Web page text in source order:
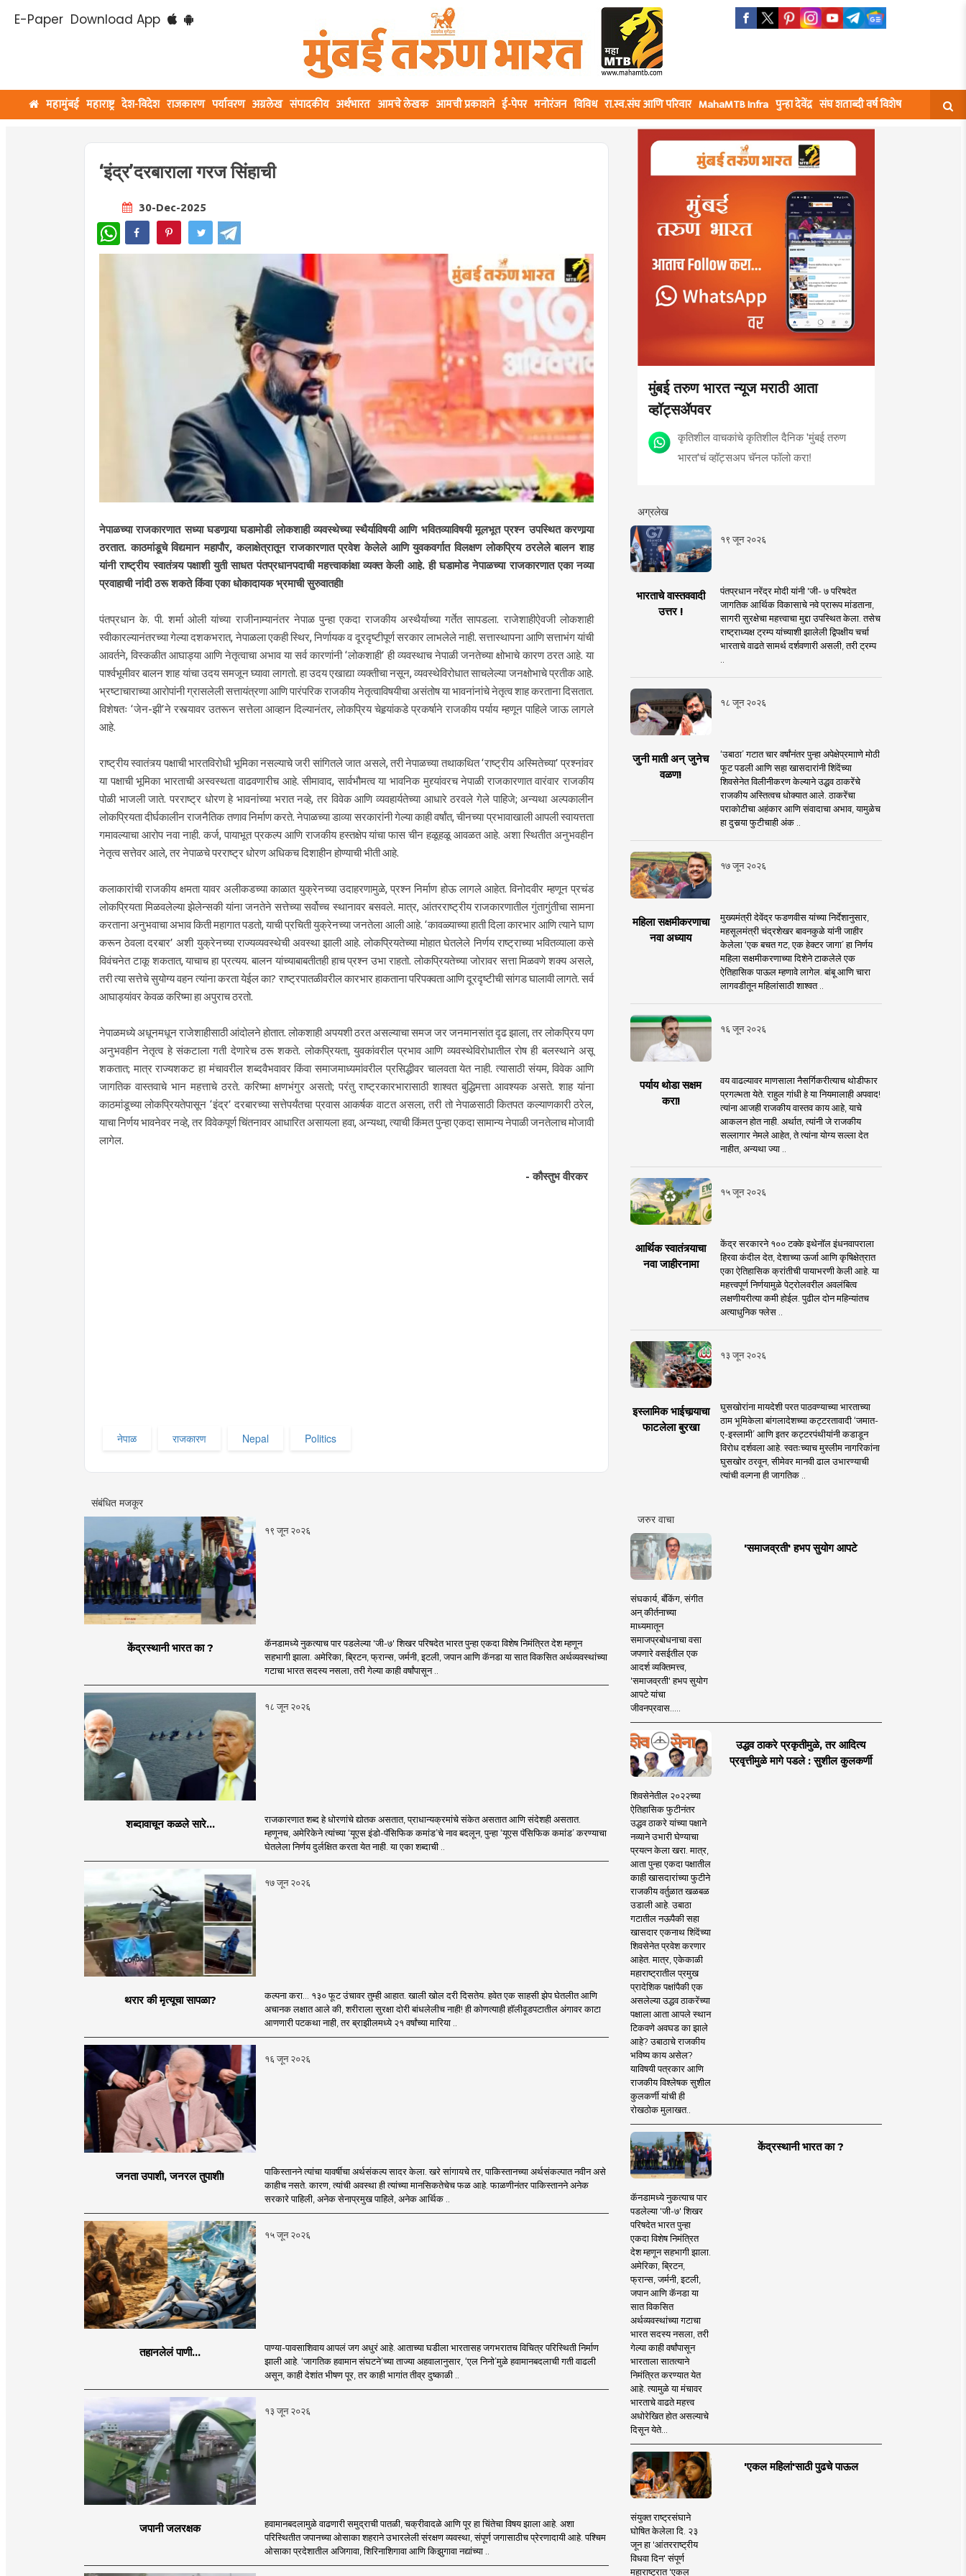
E-Paper Download App
महामुंबई महाराष्ट्र देश-विदेश राजकारण पर्यावरण अग्रलेख संपादकीय अर्थभारत आमचे लेखक आमची प्रकाशने ई-पेपर मनोरंजन विविध रा.स्व.संघ आणि परिवार MahaMTB Infra पुन्हा देवेंद्र संघ शताब्दी वर्ष विशेष
‘इंद्र’दरबाराला गरज सिंहाची
30-Dec-2025
WhatsApp
नेपाळच्या राजकारणात सध्या घडणार्‍या घडामोडी लोकशाही व्यवस्थेच्या स्थैर्याविषयी आणि भवितव्याविषयी मूलभूत प्रश्न उपस्थित करणार्‍या
ठरतात. काठमांडूचे विद्यमान महापौर, कलाक्षेत्रातून राजकारणात प्रवेश केलेले आणि युवकवर्गात विलक्षण लोकप्रिय ठरलेले बालन शाह
यांनी राष्ट्रीय स्वातंत्र्य पक्षाशी युती साधत पंतप्रधानपदाची महत्त्वाकांक्षा व्यक्त केली आहे. ही घडामोड नेपाळच्या राजकारणात एका नव्या
प्रवाहाची नांदी ठरू शकते किंवा एका धोकादायक भ्रमाची सुरुवातही!
पंतप्रधान के. पी. शर्मा ओली यांच्या राजीनाम्यानंतर नेपाळ पुन्हा एकदा राजकीय अस्थैर्याच्या गर्तेत सापडला. राजेशाहीऐवजी लोकशाही
स्वीकारल्यानंतरच्या गेल्या दशकभरात, नेपाळला एकही स्थिर, निर्णायक व दूरदृष्टीपूर्ण सरकार लाभलेले नाही. सत्तास्थापना आणि सत्ताभंग यांची
आवर्तने, विस्कळीत आघाड्या आणि नेतृत्वाचा अभाव या सर्व कारणांनी ‘लोकशाही’ ही व्यवस्थाच नेपाळी जनतेच्या क्षोभाचे कारण ठरत आहे. या
पार्श्वभूमीवर बालन शाह यांचा उदय समजून घ्यावा लागतो. हा उदय एखाद्या व्यक्तीचा नसून, व्यवस्थेविरोधात साचलेल्या जनक्षोभाचे प्रतीक आहे.
भ्रष्टाचाराच्या आरोपांनी ग्रासलेली सत्तायंत्रणा आणि पारंपरिक राजकीय नेतृत्वाविषयीचा असंतोष या भावनांनांचे नेतृत्व शाह करताना दिसतात.
विशेषतः ‘जेन-झी’ने रस्त्यावर उतरून सत्तेला आव्हान दिल्यानंतर, लोकप्रिय चेहर्‍यांकडे प्रकर्षाने राजकीय पर्याय म्हणून पाहिले जाऊ लागले
आहे.
राष्ट्रीय स्वातंत्र्य पक्षाची भारतविरोधी भूमिका नसल्याचे जरी सांगितले जात असले, तरी नेपाळच्या तथाकथित ‘राष्ट्रीय अस्मितेच्या’ प्रश्नांवर
या पक्षाची भूमिका भारताची अस्वस्थता वाढवणारीच आहे. सीमावाद, सार्वभौमत्व या भावनिक मुद्द्यांवरच नेपाळी राजकारणात वारंवार राजकीय
पोळी भाजली जाते. परराष्ट्र धोरण हे भावनांच्या भरात नव्हे, तर विवेक आणि व्यवहार्यतेच्या आधारे ठरवले गेले पाहिजे; अन्यथा अल्पकालीन
लोकप्रियता दीर्घकालीन राजनैतिक तणाव निर्माण करते. नेपाळच्या डाव्या सरकारांनी गेल्या काही वर्षांत, चीनच्या प्रभावाखाली आपली स्वायत्तता
गमावल्याचा आरोप नवा नाही. कर्ज, पायाभूत प्रकल्प आणि राजकीय हस्तक्षेप यांचा फास चीन हळूहळू आवळत आहे. अशा स्थितीत अनुभवहीन
नेतृत्व सत्तेवर आले, तर नेपाळचे परराष्ट्र धोरण अधिकच दिशाहीन होण्याची भीती आहे.
कलाकारांची राजकीय क्षमता यावर अलीकडच्या काळात युक्रेनच्या उदाहरणामुळे, प्रश्न निर्माण होऊ लागले आहेत. विनोदवीर म्हणून प्रचंड
लोकप्रियता मिळवलेल्या झेलेन्सकी यांना जनतेने सत्तेच्या सर्वोच्च स्थानावर बसवले. मात्र, आंतरराष्ट्रीय राजकारणातील गुंतागुंतीचा सामना
करताना अनुभवाचा अभाव किती महागात पडतो, याची प्रचिती युक्रेनच्या जनतेला आली आहे. ‘कावळ्याच्या हाती दिला कारभार आणि त्याने घाण
करून ठेवला दरबार’ अशी युक्रेनच्या राज्यव्यवस्थेची अवस्था झाली आहे. लोकप्रियतेच्या मोहात घेतलेले निर्णय राष्ट्राच्या भवितव्याला कसे
विवंचनेत टाकू शकतात, याचाच हा प्रत्यय. बालन यांच्याबाबतीतही हाच प्रश्न उभा राहतो. लोकप्रियतेच्या जोरावर सत्ता मिळवणे शक्य असले,
तरी त्या सत्तेचे सुयोग्य वहन त्यांना करता येईल का? राष्ट्रपातळीवरील कारभार हाकताना परिपक्वता आणि दूरदृष्टीची सांगड घालावी लागते. सर्व
आघाड्यांवर केवळ करिष्मा हा अपुराच ठरतो.
नेपाळमध्ये अधूनमधून राजेशाहीसाठी आंदोलने होतात. लोकशाही अपयशी ठरत असल्याचा समज जर जनमानसांत दृढ झाला, तर लोकप्रिय पण
अनुभवहीन नेतृत्व हे संकटाला गती देणारेच ठरू शकते. लोकप्रियता, युवकांवरील प्रभाव आणि व्यवस्थेविरोधातील रोष ही बलस्थाने असू
शकतात; मात्र राज्यशकट हा मंचावरील शब्दवैभवावर किंवा समाजमाध्यमांवरील प्रसिद्धीवर चालवता येत नाही. त्यासाठी संयम, विवेक आणि
जागतिक वास्तवाचे भान महत्ताचे ठरते. करिष्मा क्षणभंगुर असतो; परंतु राष्ट्रकारभारासाठी शाश्वत बुद्धिमत्ता आवश्यक असते. शाह यांना
काठमांडूच्या लोकप्रियतेपासून ‘इंद्र’ दरबारच्या सत्तेपर्यंतचा प्रवास आकर्षक वाटत असला, तरी तो नेपाळसाठी कितपत कल्याणकारी ठरेल,
याचा निर्णय भावनेवर नव्हे, तर विवेकपूर्ण चिंतनावर आधारित असायला हवा, अन्यथा, त्याची किंमत पुन्हा एकदा सामान्य नेपाळी जनतेलाच मोजावी
लागेल.
- कौस्तुभ वीरकर
नेपाळ राजकारण Nepal Politics
संबंधित मजकूर
१९ जून २०२६
केंद्रस्थानी भारत का ?
कॅनडामध्ये नुकत्याच पार पडलेल्या 'जी-७' शिखर परिषदेत भारत पुन्हा एकदा विशेष निमंत्रित देश म्हणून
सहभागी झाला. अमेरिका, ब्रिटन, फ्रान्स, जर्मनी, इटली, जपान आणि कॅनडा या सात विकसित अर्थव्यवस्थांच्या
गटाचा भारत सदस्य नसला, तरी गेल्या काही वर्षांपासून ..
१८ जून २०२६
शब्दावाचून कळले सारे...
राजकारणात शब्द हे धोरणांचे द्योतक असतात, प्राधान्यक्रमांचे संकेत असतात आणि संदेशही असतात.
म्हणूनच, अमेरिकेने त्यांच्या ‘यूएस इंडो-पॅसिफिक कमांड’चे नाव बदलून, पुन्हा ‘यूएस पॅसिफिक कमांड’ करण्याचा
घेतलेला निर्णय दुर्लक्षित करता येत नाही. या एका शब्दाची ..
१७ जून २०२६
थरार की मृत्यूचा सापळा?
कल्पना करा... १३० फूट उंचावर तुम्ही आहात. खाली खोल दरी दिसतेय. हवेत एक साहसी झेप घेतलीत आणि
अचानक लक्षात आले की, शरीराला सुरक्षा दोरी बांधलेलीच नाही! ही कोणत्याही हॉलीवूडपटातील अंगावर काटा
आणणारी पटकथा नाही, तर ब्राझीलमध्ये २१ वर्षांच्या मारिया ..
१६ जून २०२६
जनता उपाशी, जनरल तुपाशी!
पाकिस्तानने त्यांचा यावर्षीचा अर्थसंकल्प सादर केला. खरे सांगायचे तर, पाकिस्तानच्या अर्थसंकल्पात नवीन असे
काहीच नसते. कारण, त्यांची अवस्था ही त्यांच्या मानसिकतेचेच फळ आहे. फाळणीनंतर पाकिस्तानने अनेक
सरकारे पाहिली, अनेक सेनाप्रमुख पाहिले, अनेक आर्थिक ..
१५ जून २०२६
तहानलेलं पाणी...
पाण्या-पावसाशिवाय आपलं जग अधुरं आहे. आताच्या घडीला भारतासह जगभरातच विचित्र परिस्थिती निर्माण
झाली आहे. ‘जागतिक हवामान संघटने’च्या ताज्या अहवालानुसार, ‘एल निनो’मुळे हवामानबदलाची गती वाढली
असून, काही देशांत भीषण पूर, तर काही भागांत तीव्र दुष्काळी ..
१३ जून २०२६
जपानी जलरक्षक
हवामानबदलामुळे वाढणारी समुद्राची पातळी, चक्रीवादळे आणि पूर हा चिंतेचा विषय झाला आहे. अशा
परिस्थितीत जपानच्या ओसाका शहराने उभारलेली संरक्षण व्यवस्था, संपूर्ण जगासाठीच प्रेरणादायी आहे. पश्चिम
ओसाका प्रदेशातील अजिगावा, शिरिनाशिगावा आणि किझुगावा नद्यांच्या ..
मुंबई तरुण भारत न्यूज मराठी आता
व्हॉट्सॲपवर
कृतिशील वाचकांचे कृतिशील दैनिक 'मुंबई तरुण
भारत'चं व्हॉट्सअप चॅनल फॉलो करा!
अग्रलेख
१९ जून २०२६
भारताचे वास्तववादी
उत्तर !
पंतप्रधान नरेंद्र मोदी यांनी 'जी- ७ परिषदेत
जागतिक आर्थिक विकासाचे नवे प्रारूप मांडताना,
सागरी सुरक्षेचा महत्त्वाचा मुद्दा उपस्थित केला. तसेच
राष्ट्राध्यक्ष ट्रम्प यांच्याशी झालेली द्विपक्षीय चर्चा
भारताचे वाढते सामर्थ दर्शवणारी असली, तरी ट्रम्प
१८ जून २०२६
जुनी माती अन् जुनेच
वळण!
‘उबाठा’ गटात चार वर्षांनंतर पुन्हा अपेक्षेप्रमााणे मोठी
फूट पडली आणि सहा खासदारांनी शिंदेंच्या
शिवसेनेत विलीनीकरण केल्याने उद्धव ठाकरेंचे
राजकीय अस्तित्वच धोक्यात आले. ठाकरेंचा
पराकोटीचा अहंकार आणि संवादाचा अभाव, यामुळेच
हा दुसर्‍या फुटीचाही अंक ..
१७ जून २०२६
महिला सक्षमीकरणाचा
नवा अध्याय
मुख्यमंत्री देवेंद्र फडणवीस यांच्या निर्देशानुसार,
महसूलमंत्री चंद्रशेखर बावनकुळे यांनी जाहीर
केलेला ‘एक बचत गट, एक हेक्टर जागा’ हा निर्णय
महिला सक्षमीकरणाच्या दिशेने टाकलेले एक
ऐतिहासिक पाऊल म्हणावे लागेल. बांबू आणि चारा
लागवडीतून महिलांसाठी शाश्वत ..
१६ जून २०२६
पर्याय थोडा सक्षम
करा!
वय वाढल्यावर माणसाला नैसर्गिकरीत्याच थोडीफार
प्रगल्भता येते. राहुल गांधी हे या नियमालाही अपवाद!
त्यांना आजही राजकीय वास्तव काय आहे, याचे
आकलन होत नाही. अर्थात, त्यांनी जे राजकीय
सल्लागार नेमले आहेत, ते त्यांना योग्य सल्ला देत
नाहीत, अन्यथा ज्या ..
१५ जून २०२६
आर्थिक स्वातंत्र्याचा
नवा जाहीरनामा
केंद्र सरकारने १०० टक्के इथेनॉल इंधनवापराला
हिरवा कंदील देत, देशाच्या ऊर्जा आणि कृषिक्षेत्रात
एका ऐतिहासिक क्रांतीची पायाभरणी केली आहे. या
महत्त्वपूर्ण निर्णयामुळे पेट्रोलवरील अवलंबित्व
लक्षणीयरीत्या कमी होईल. पुढील दोन महिन्यांतच
अत्याधुनिक फ्लेस ..
१३ जून २०२६
इस्लामिक भाईचार्‍याचा
फाटलेला बुरखा
घुसखोरांना मायदेशी परत पाठवण्याच्या भारताच्या
ठाम भूमिकेला बांगलादेशच्या कट्टरतावादी ‘जमात-
ए-इस्लामी’ आणि इतर कट्टरपंथीयांनी कडाडून
विरोध दर्शवला आहे. स्वतःच्याच मुस्लीम नागरिकांना
घुसखोर ठरवून, सीमेवर मानवी ढाल उभारण्याची
त्यांची वल्गना ही जागतिक ..
जरुर वाचा
'समाजव्रती' हभप सुयोग आपटे
संघकार्य, बँकिंग, संगीत
अन् कीर्तनाच्या
माध्यमातून
समाजप्रबोधनाचा वसा
जपणारे वसईतील एक
आदर्श व्यक्तिमत्त्व,
'समाजव्रती' हभप सुयोग
आपटे यांचा
जीवनप्रवास.....
उद्धव ठाकरे प्रकृतीमुळे, तर आदित्य
प्रवृत्तीमुळे मागे पडले : सुशील कुलकर्णी
शिवसेनेतील २०२२च्या
ऐतिहासिक फुटीनंतर
उद्धव ठाकरे यांच्या पक्षाने
नव्याने उभारी घेण्याचा
प्रयत्न केला खरा. मात्र,
आता पुन्हा एकदा पक्षातील
काही खासदारांच्या फुटीने
राजकीय वर्तुळात खळबळ
उडाली आहे. उबाठा
गटातील नऊपैकी सहा
खासदार एकनाथ शिंदेंच्या
शिवसेनेत प्रवेश करणार
आहेत. मात्र, एकेकाळी
महाराष्ट्रातील प्रमुख
प्रादेशिक पक्षांपैकी एक
असलेल्या उद्धव ठाकरेंच्या
पक्षाला आता आपले स्थान
टिकवणे अवघड का झाले
आहे? उबाठाचे राजकीय
भविष्य काय असेल?
याविषयी पत्रकार आणि
राजकीय विश्लेषक सुशील
कुलकर्णी यांची ही
रोखठोक मुलाखत..
केंद्रस्थानी भारत का ?
कॅनडामध्ये नुकत्याच पार
पडलेल्या 'जी-७' शिखर
परिषदेत भारत पुन्हा
एकदा विशेष निमंत्रित
देश म्हणून सहभागी झाला.
अमेरिका, ब्रिटन,
फ्रान्स, जर्मनी, इटली,
जपान आणि कॅनडा या
सात विकसित
अर्थव्यवस्थांच्या गटाचा
भारत सदस्य नसला, तरी
गेल्या काही वर्षांपासून
भारताला सातत्याने
निमंत्रित करण्यात येत
आहे. त्यामुळे या मंचावर
भारताचे वाढते महत्त्व
अधोरेखित होत असल्याचे
दिसून येते...
'एकल महिलां'साठी पुढचे पाऊल
संयुक्त राष्ट्रसंघाने
घोषित केलेला दि. २३
जून हा 'आंतरराष्ट्रीय
विधवा दिन' संपूर्ण
महाराष्ट्रात 'एकल